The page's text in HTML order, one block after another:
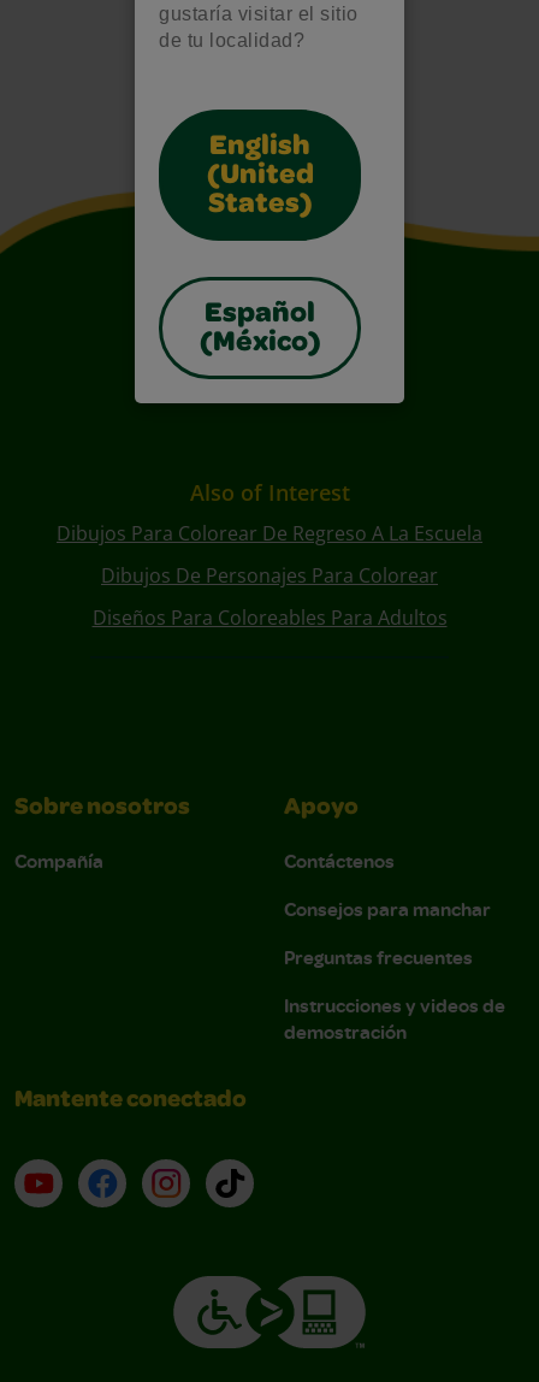
gustaría visitar el sitio
de tu localidad?
English
(United
States)
Español
(México)
Also of Interest
Dibujos Para Colorear De Regreso A La Escuela
Dibujos De Personajes Para Colorear
Diseños Para Coloreables Para Adultos
Sobre nosotros
Compañía
Apoyo
Contáctenos
Consejos para manchar
Preguntas frecuentes
Instrucciones y videos de
demostración
Mantente conectado
YouTube (en inglés)
Facebook (en inglés)
Instagram (en inglés)
TikTok